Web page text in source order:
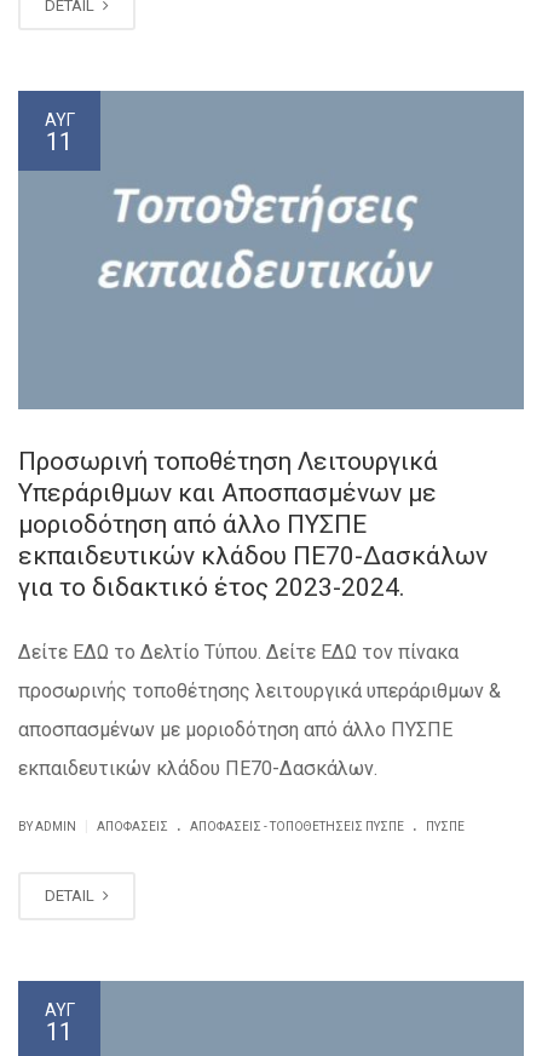
DETAIL
ΑΥΓ
11
Προσωρινή τοποθέτηση Λειτουργικά
Υπεράριθμων και Αποσπασμένων με
μοριοδότηση από άλλο ΠΥΣΠΕ
εκπαιδευτικών κλάδου ΠΕ70-Δασκάλων
για το διδακτικό έτος 2023-2024.
Δείτε ΕΔΩ το Δελτίο Τύπου. Δείτε ΕΔΩ τον πίνακα
προσωρινής τοποθέτησης λειτουργικά υπεράριθμων &
αποσπασμένων με μοριοδότηση από άλλο ΠΥΣΠΕ
εκπαιδευτικών κλάδου ΠΕ70-Δασκάλων.
BY ADMIN ΑΠΟΦΆΣΕΙΣ . ΑΠΟΦΆΣΕΙΣ - ΤΟΠΟΘΕΤΉΣΕΙΣ ΠΥΣΠΕ . ΠΥΣΠΕ
DETAIL
ΑΥΓ
11